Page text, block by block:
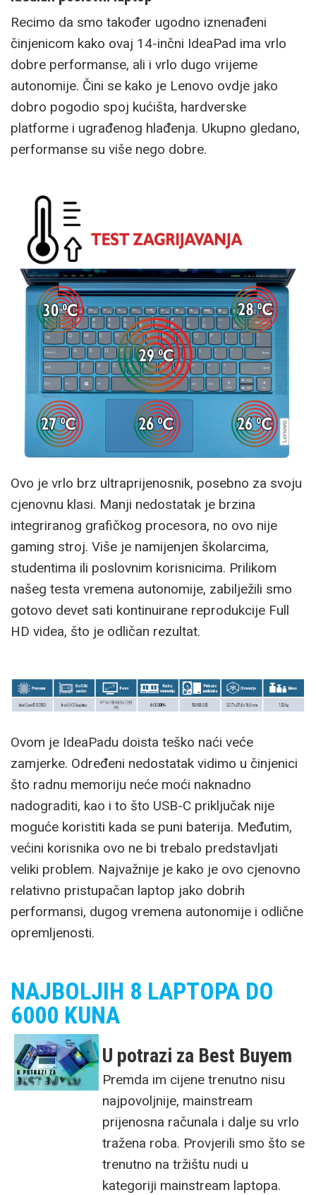
Recimo da smo također ugodno iznenađeni
činjenicom kako ovaj 14-inčni IdeaPad ima vrlo
dobre performanse, ali i vrlo dugo vrijeme
autonomije. Čini se kako je Lenovo ovdje jako
dobro pogodio spoj kućišta, hardverske
platforme i ugrađenog hlađenja. Ukupno gledano,
performanse su više nego dobre.
Ovo je vrlo brz ultraprijenosnik, posebno za svoju
cjenovnu klasi. Manji nedostatak je brzina
integriranog grafičkog procesora, no ovo nije
gaming stroj. Više je namijenjen školarcima,
studentima ili poslovnim korisnicima. Prilikom
našeg testa vremena autonomije, zabilježili smo
gotovo devet sati kontinuirane reprodukcije Full
HD videa, što je odličan rezultat.
Ovom je IdeaPadu doista teško naći veće
zamjerke. Određeni nedostatak vidimo u činjenici
što radnu memoriju neće moći naknadno
nadograditi, kao i to što USB-C priključak nije
moguće koristiti kada se puni baterija. Međutim,
većini korisnika ovo ne bi trebalo predstavljati
veliki problem. Najvažnije je kako je ovo cjenovno
relativno pristupačan laptop jako dobrih
performansi, dugog vremena autonomije i odlične
opremljenosti.
NAJBOLJIH 8 LAPTOPA DO
6000 KUNA
U potrazi za Best Buyem
Premda im cijene trenutno nisu
najpovoljnije, mainstream
prijenosna računala i dalje su vrlo
tražena roba. Provjerili smo što se
trenutno na tržištu nudi u
kategoriji mainstream laptopa.